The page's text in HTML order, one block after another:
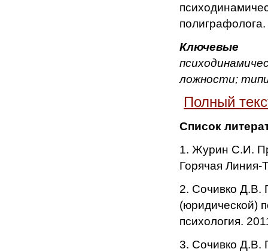
полиграфолога.
Ключевые
ложности;
Полный
Список
1. Журин С.И.
Горячая Линия-
2. Сочивко Д.В.
(юридической)
психология.
3. Сочивко